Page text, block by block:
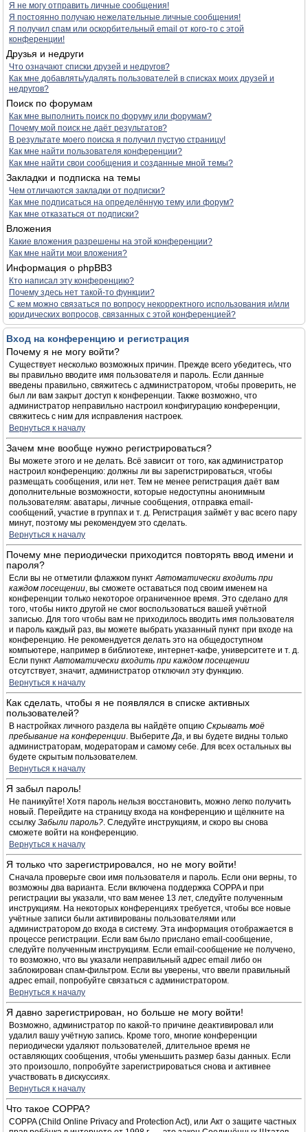
Я не могу отправить личные сообщения!
Я постоянно получаю нежелательные личные сообщения!
Я получил спам или оскорбительный email от кого-то с этой
конференции!
Друзья и недруги
Что означают списки друзей и недругов?
Как мне добавлять/удалять пользователей в списках моих друзей и
недругов?
Поиск по форумам
Как мне выполнить поиск по форуму или форумам?
Почему мой поиск не даёт результатов?
В результате моего поиска я получил пустую страницу!
Как мне найти пользователя конференции?
Как мне найти свои сообщения и созданные мной темы?
Закладки и подписка на темы
Чем отличаются закладки от подписки?
Как мне подписаться на определённую тему или форум?
Как мне отказаться от подписки?
Вложения
Какие вложения разрешены на этой конференции?
Как мне найти мои вложения?
Информация о phpBB3
Кто написал эту конференцию?
Почему здесь нет такой-то функции?
С кем можно связаться по вопросу некорректного использования и/или
юридических вопросов, связанных с этой конференцией?
Вход на конференцию и регистрация
Почему я не могу войти?
Существует несколько возможных причин. Прежде всего убедитесь, что
вы правильно вводите имя пользователя и пароль. Если данные
введены правильно, свяжитесь с администратором, чтобы проверить, не
был ли вам закрыт доступ к конференции. Также возможно, что
администратор неправильно настроил конфигурацию конференции,
свяжитесь с ним для исправления настроек.
Вернуться к началу
Зачем мне вообще нужно регистрироваться?
Вы можете этого и не делать. Всё зависит от того, как администратор
настроил конференцию: должны ли вы зарегистрироваться, чтобы
размещать сообщения, или нет. Тем не менее регистрация даёт вам
дополнительные возможности, которые недоступны анонимным
пользователям: аватары, личные сообщения, отправка email-
сообщений, участие в группах и т. д. Регистрация займёт у вас всего пару
минут, поэтому мы рекомендуем это сделать.
Вернуться к началу
Почему мне периодически приходится повторять ввод имени и
пароля?
Если вы не отметили флажком пунктАвтоматически входить при
каждом посещении, вы сможете оставаться под своим именем на
конференции только некоторое ограниченное время. Это сделано для
того, чтобы никто другой не смог воспользоваться вашей учётной
записью. Для того чтобы вам не приходилось вводить имя пользователя
и пароль каждый раз, вы можете выбрать указанный пункт при входе на
конференцию. Не рекомендуется делать это на общедоступном
компьютере, например в библиотеке, интернет-кафе, университете и т. д.
Если пунктАвтоматически входить при каждом посещении
отсутствует, значит, администратор отключил эту функцию.
Вернуться к началу
Как сделать, чтобы я не появлялся в списке активных
пользователей?
В настройках личного раздела вы найдёте опцию Скрывать моё
пребывание на конференции. ВыберитеДа, и вы будете видны только
администраторам, модераторам и самому себе. Для всех остальных вы
будете скрытым пользователем.
Вернуться к началу
Я забыл пароль!
Не паникуйте! Хотя пароль нельзя восстановить, можно легко получить
новый. Перейдите на страницу входа на конференцию и щёлкните на
ссылку Забыли пароль?. Следуйте инструкциям, и скоро вы снова
сможете войти на конференцию.
Вернуться к началу
Я только что зарегистрировался, но не могу войти!
Сначала проверьте свои имя пользователя и пароль. Если они верны, то
возможны два варианта. Если включена поддержка COPPA и при
регистрации вы указали, что вам менее 13 лет, следуйте полученным
инструкциям. На некоторых конференциях требуется, чтобы все новые
учётные записи были активированы пользователями или
администратором до входа в систему. Эта информация отображается в
процессе регистрации. Если вам было прислано email-сообщение,
следуйте полученным инструкциям. Если email-сообщение не получено,
то возможно, что вы указали неправильный адрес email либо он
заблокирован спам-фильтром. Если вы уверены, что ввели правильный
адрес email, попробуйте связаться с администратором.
Вернуться к началу
Я давно зарегистрирован, но больше не могу войти!
Возможно, администратор по какой-то причине деактивировал или
удалил вашу учётную запись. Кроме того, многие конференции
периодически удаляют пользователей, длительное время не
оставляющих сообщения, чтобы уменьшить размер базы данных. Если
это произошло, попробуйте зарегистрироваться снова и активнее
участвовать в дискуссиях.
Вернуться к началу
Что такое COPPA?
COPPA (Child Online Privacy and Protection Act), или Акт о защите частных